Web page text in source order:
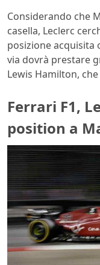
Considerando che
casella, Leclerc
posizione acquisita
via dovrà prestare
Lewis Hamilton,
Ferrari F1,
position a